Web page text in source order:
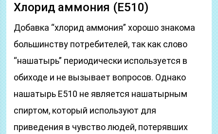
Хлорид аммония (Е510)
Добавка “хлорид аммония” хорошо знакома
большинству потребителей, так как слово
“нашатырь” периодически используется в
обиходе и не вызывает вопросов. Однако
нашатырь Е510 не является нашатырным
спиртом, который используют для
приведения в чувство людей, потерявших